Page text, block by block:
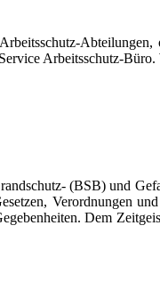
Abteilungen,
Arbeitsschutz-
(BSB) und
Verordnungen
Dem